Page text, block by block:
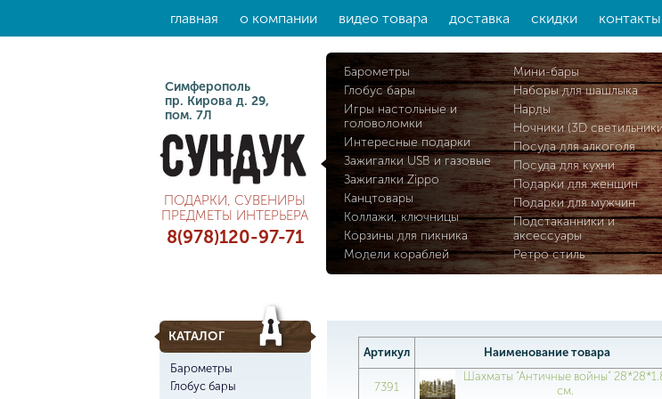
главная о компании видео товара доставка скидки контакты
Симферополь
пр. Кирова д. 29,
пом. 7Л
ПОДАРКИ, СУВЕНИРЫ
ПРЕДМЕТЫ ИНТЕРЬЕРА
8(978)120-97-71
Барометры
Глобус бары
Игры настольные и
головоломки
Интересные подарки
Зажигалки USB и газовые
Зажигалки Zippo
Канцтовары
Коллажи, ключницы
Корзины для пикника
Модели кораблей
Мини-бары
Наборы для шашлыка
Нарды
Ночники (3D
Посуда для алкоголя
Посуда для кухни
Подарки для женщин
Подарки для мужчин
Подстаканники и
аксессуары
Ретро стиль
КАТАЛОГ
Барометры
Глобус бары
Артикул Наименование товара
7391
Шахматы "Античные войны"
см.